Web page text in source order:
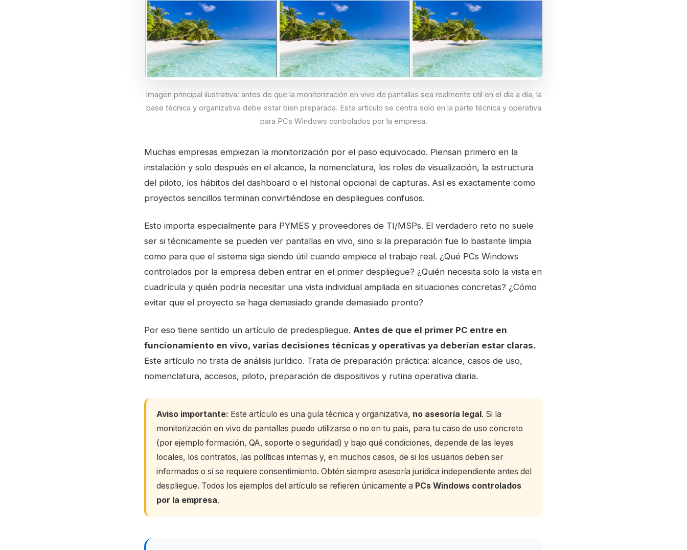
Imagen principal ilustrativa: antes de que la monitorización en vivo de pantallas sea realmente útil en el día a día, la
base técnica y organizativa debe estar bien preparada. Este artículo se centra solo en la parte técnica y operativa
para PCs Windows controlados por la empresa.
Muchas empresas empiezan la monitorización por el paso equivocado. Piensan primero en la
instalación y solo después en el alcance, la nomenclatura, los roles de visualización, la estructura
del piloto, los hábitos del dashboard o el historial opcional de capturas. Así es exactamente como
proyectos sencillos terminan convirtiéndose en despliegues confusos.
Esto importa especialmente para PYMES y proveedores de TI/MSPs. El verdadero reto no suele
ser si técnicamente se pueden ver pantallas en vivo, sino si la preparación fue lo bastante limpia
como para que el sistema siga siendo útil cuando empiece el trabajo real. ¿Qué PCs Windows
controlados por la empresa deben entrar en el primer despliegue? ¿Quién necesita solo la vista en
cuadrícula y quién podría necesitar una vista individual ampliada en situaciones concretas? ¿Cómo
evitar que el proyecto se haga demasiado grande demasiado pronto?
Por eso tiene sentido un artículo de predespliegue. Antes de que el primer PC entre en
funcionamiento en vivo, varias decisiones técnicas y operativas ya deberían estar claras.
Este artículo no trata de análisis jurídico. Trata de preparación práctica: alcance, casos de uso,
nomenclatura, accesos, piloto, preparación de dispositivos y rutina operativa diaria.
Aviso importante: Este artículo es una guía técnica y organizativa, no asesoría legal. Si la
monitorización en vivo de pantallas puede utilizarse o no en tu país, para tu caso de uso concreto
(por ejemplo formación, QA, soporte o seguridad) y bajo qué condiciones, depende de las leyes
locales, los contratos, las políticas internas y, en muchos casos, de si los usuarios deben ser
informados o si se requiere consentimiento. Obtén siempre asesoría jurídica independiente antes del
despliegue. Todos los ejemplos del artículo se refieren únicamente a PCs Windows controlados
por la empresa.